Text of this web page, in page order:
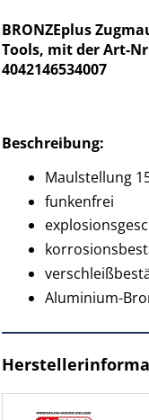
BRONZEplus
Tools, mit der Art-
4042146534007
Beschreibung:
Maulstellung
funkenfrei
Aluminium-